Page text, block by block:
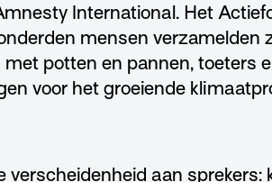
International. Het
mensen verzamelden
potten en pannen, toeters
voor het groeiende
aan sprekers: